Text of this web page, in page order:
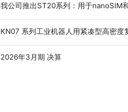
我公司推出ST20系列：用于nanoSIM
KN07 系列工业机器人用紧凑型高密度
2026年3月期 决算